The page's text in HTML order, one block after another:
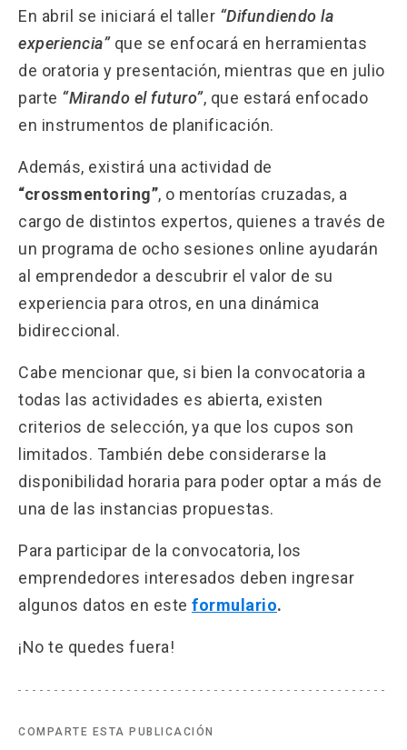
En abril se iniciará el taller “Difundiendo la
experiencia” que se enfocará en herramientas
de oratoria y presentación, mientras que en julio
parte “Mirando el futuro”, que estará enfocado
en instrumentos de planificación.
Además, existirá una actividad de
“crossmentoring”, o mentorías cruzadas, a
cargo de distintos expertos, quienes a través de
un programa de ocho sesiones online ayudarán
al emprendedor a descubrir el valor de su
experiencia para otros, en una dinámica
bidireccional.
Cabe mencionar que, si bien la convocatoria a
todas las actividades es abierta, existen
criterios de selección, ya que los cupos son
limitados. También debe considerarse la
disponibilidad horaria para poder optar a más de
una de las instancias propuestas.
Para participar de la convocatoria, los
emprendedores interesados deben ingresar
algunos datos en este formulario.
¡No te quedes fuera!
COMPARTE ESTA PUBLICACIÓN